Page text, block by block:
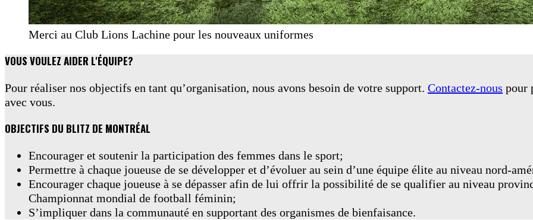
Merci au Club Lions Lachine pour les nouveaux uniformes
VOUS VOULEZ AIDER L'ÉQUIPE?
Pour réaliser nos objectifs en tant qu’organisation, nous avons besoin de votre support. Contactez-nous pour
avec vous.
OBJECTIFS DU BLITZ DE MONTRÉAL
Encourager et soutenir la participation des femmes dans le sport;
Permettre à chaque joueuse de se développer et d’évoluer au sein d’une équipe élite au niveau nord-
Encourager chaque joueuse à se dépasser afin de lui offrir la possibilité de se qualifier au niveau
Championnat mondial de football féminin;
S’impliquer dans la communauté en supportant des organismes de bienfaisance.